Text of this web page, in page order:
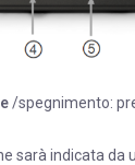
/spegnimento:
sarà indicata da